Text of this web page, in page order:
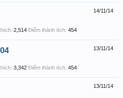
14/11/14
2,514 Điểm thành tích: 454
13/11/14
3,342 Điểm thành tích: 454
13/11/14